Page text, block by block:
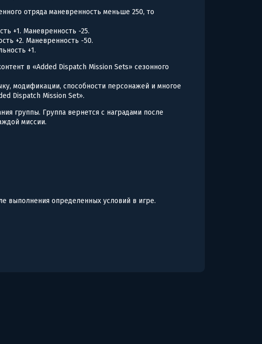
отряда маневренность меньше 250, то
+1. Маневренность -25.
+2. Маневренность -50.
+1.
в «Added Dispatch Mission Sets» сезонного
модификации, способности персонажей и многое
Dispatch Mission Set».
группы. Группа вернется с наградами после
миссии.
выполнения определенных условий в игре.